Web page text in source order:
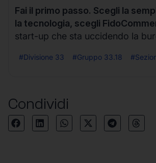
Fai il primo passo. Scegli la
la tecnologia, scegli
start-up che sta uccidendo la
#Divisione 33 #Gruppo 33.18
Condividi